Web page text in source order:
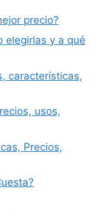
precio?
elegirlas y a qué
características,
usos,
Precios,